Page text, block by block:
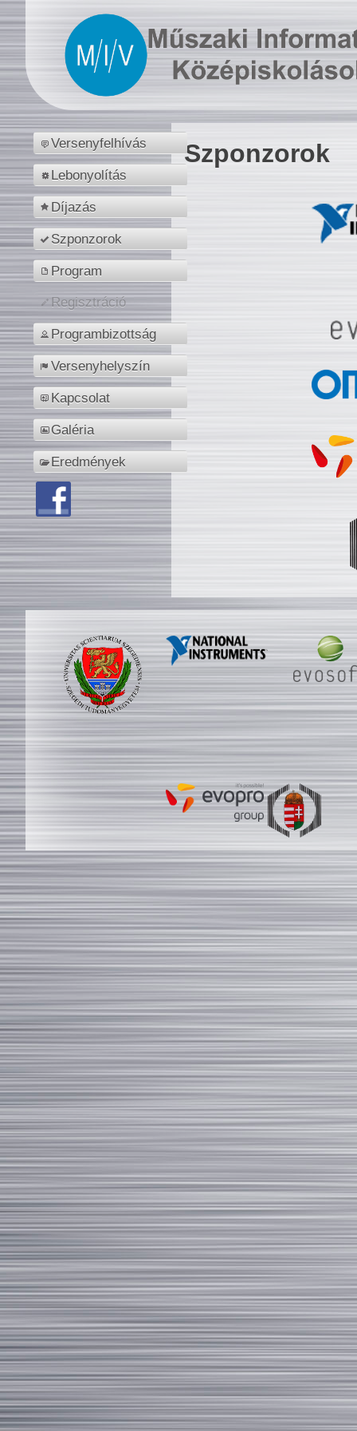
Versenyfelhívás
Lebonyolítás
Díjazás
Szponzorok
Program
Regisztráció
Programbizottság
Versenyhelyszín
Kapcsolat
Galéria
Eredmények
Szponzorok